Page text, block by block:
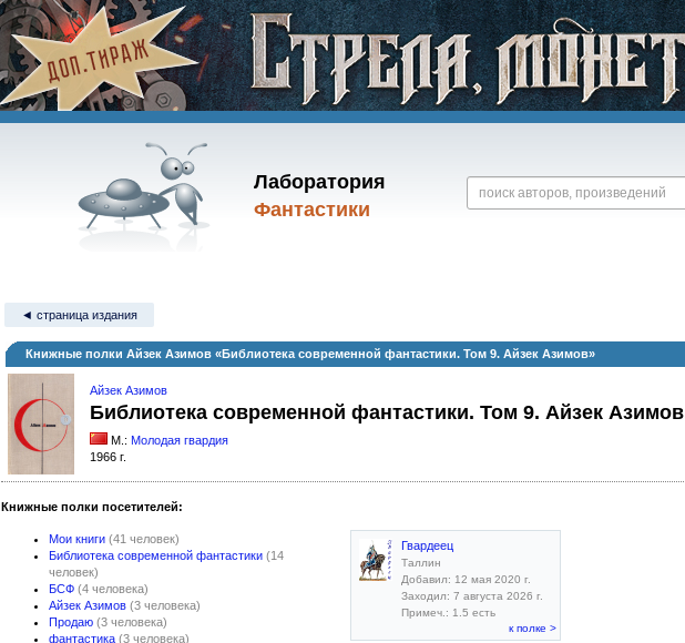
Лаборатория
Фантастики
◄ страница издания
Книжные полки Айзек Азимов «Библиотека современной фантастики. Том 9. Айзек Азимов»
Айзек Азимов
Библиотека современной фантастики. Том 9. Айзек Азимов
М.: Молодая гвардия
1966 г.
Книжные полки посетителей:
Мои книги (41 человек)
Библиотека современной фантастики (14
человек)
БСФ (4 человека)
Айзек Азимов (3 человека)
Продаю (3 человека)
фантастика (3 человека)
Гвардеец
Таллин
Добавил: 12 мая 2020 г.
Заходил: 7 августа 2026 г.
Примеч.: 1.5 есть
к полке >